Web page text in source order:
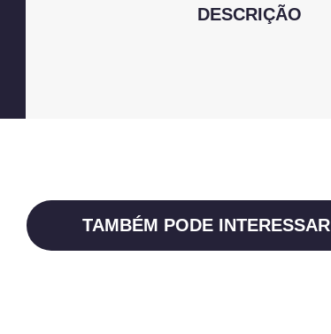
DESCRIÇÃO
TAMBÉM PODE INTERESSAR